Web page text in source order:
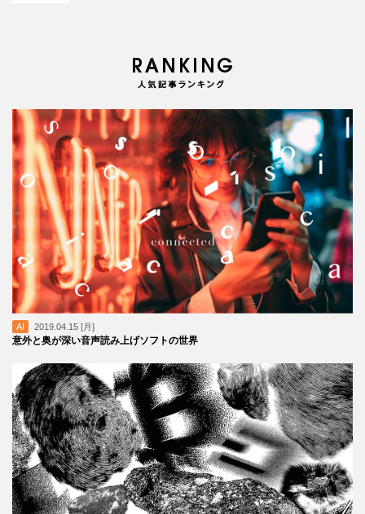
AI 2019.04.15 [月]
意外と奥が深い音声読み上げソフトの世界